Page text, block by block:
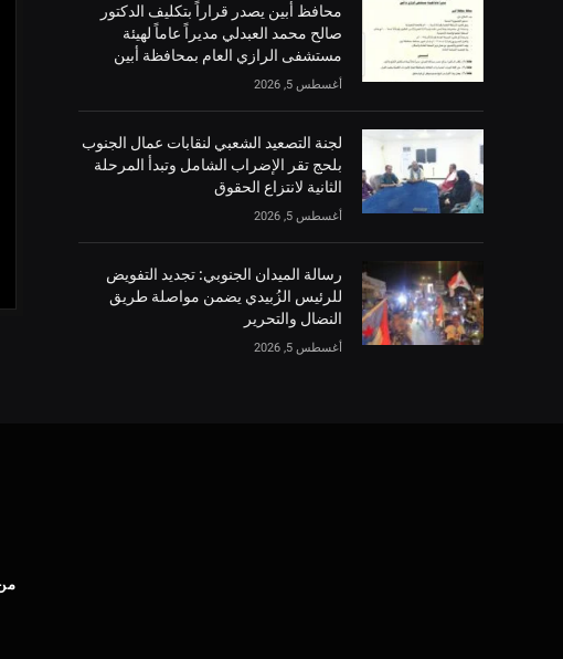
محافظ أبين يصدر قراراً بتكليف الدكتور
صالح محمد العبدلي مديراً عاماً لهيئة
مستشفى الرازي العام بمحافظة أبين
أغسطس 5, 2026
لجنة التصعيد الشعبي لنقابات عمال الجنوب
بلحج تقر الإضراب الشامل وتبدأ المرحلة
الثانية لانتزاع الحقوق
أغسطس 5, 2026
رسالة الميدان الجنوبي: تجديد التفويض
للرئيس الزُبيدي يضمن مواصلة طريق
النضال والتحرير
أغسطس 5, 2026